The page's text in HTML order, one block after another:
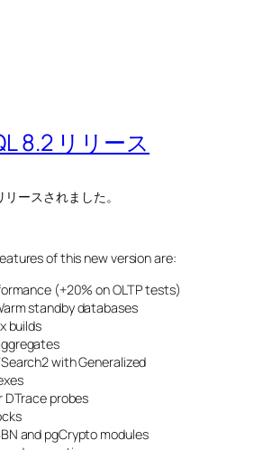
8.2 リリース
ースされました。
of this new version are:
(+20% on OLTP tests)
standby databases
builds
with Generalized
DTrace probes
and pgCrypto modules